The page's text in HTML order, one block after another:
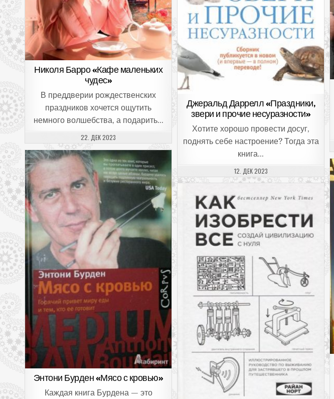
Николя Барро «Кафе маленьких
чудес»
В преддверии рождественских
праздников хочется ощутить
немного волшебства, а подарить…
ДАТА ПУБЛИКАЦИИ:
22. ДЕК 2023
Джеральд Даррелл «Праздники,
звери и прочие несуразности»
Хотите хорошо провести досуг,
поднять себе настроение? Тогда эта
книга…
ДАТА ПУБЛИКАЦИИ:
12. ДЕК 2023
Энтони Бурден «Мясо с кровью»
Каждая книга Бурдена — это